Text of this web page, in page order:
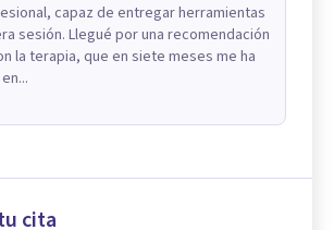
capaz de entregar herramientas
sesión. Llegué por una recomendación
la terapia, que en siete meses me ha
cita